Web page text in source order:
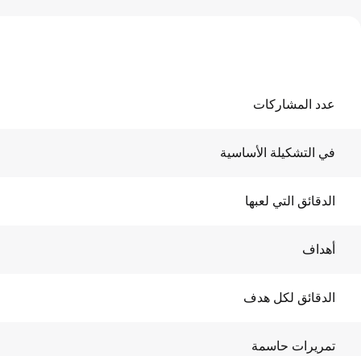
عدد المشاركات
في التشكيلة الأساسية
الدقائق التي لعبها
أهداف
الدقائق لكل هدف
تمريرات حاسمة